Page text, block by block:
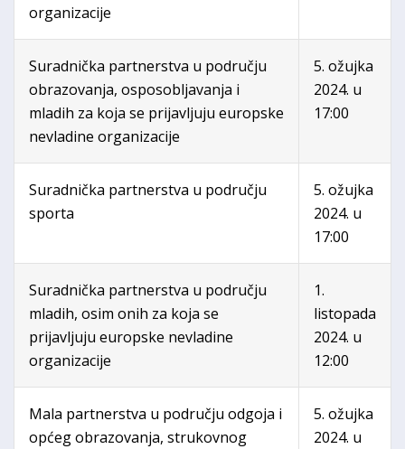
organizacije
Suradnička partnerstva u području
obrazovanja, osposobljavanja i
mladih za koja se prijavljuju europske
nevladine organizacije
5. ožujka
2024. u
17:00
Suradnička partnerstva u području
sporta
5. ožujka
2024. u
17:00
Suradnička partnerstva u području
mladih, osim onih za koja se
prijavljuju europske nevladine
organizacije
1.
listopada
2024. u
12:00
Mala partnerstva u području odgoja i
općeg obrazovanja, strukovnog
5. ožujka
2024. u